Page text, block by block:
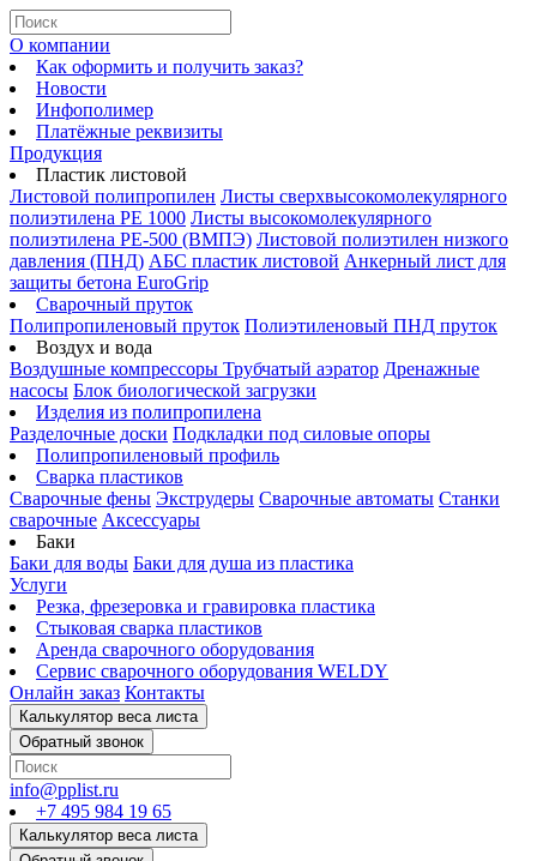
О компании
Как оформить и получить заказ?
Новости
Инфополимер
Платёжные реквизиты
Продукция
Пластик листовой
Листовой полипропилен Листы сверхвысокомолекулярного
полиэтилена PE 1000 Листы высокомолекулярного
полиэтилена РЕ-500 (ВМПЭ) Листовой полиэтилен низкого
давления (ПНД) АБС пластик листовой Анкерный лист для
защиты бетона EuroGrip
Сварочный пруток
Полипропиленовый пруток Полиэтиленовый ПНД пруток
Воздух и вода
Воздушные компрессоры Трубчатый аэратор Дренажные
насосы Блок биологической загрузки
Изделия из полипропилена
Разделочные доски Подкладки под силовые опоры
Полипропиленовый профиль
Сварка пластиков
Сварочные фены Экструдеры Сварочные автоматы Станки
сварочные Аксессуары
Баки
Баки для воды Баки для душа из пластика
Услуги
Резка, фрезеровка и гравировка пластика
Стыковая сварка пластиков
Аренда сварочного оборудования
Сервис сварочного оборудования WELDY
Онлайн заказ Контакты
info@pplist.ru
+7 495 984 19 65